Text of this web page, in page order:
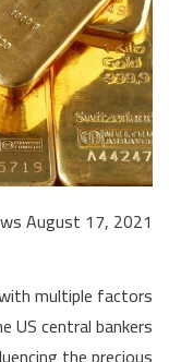
August 17, 2021
multiple factors
US central bankers